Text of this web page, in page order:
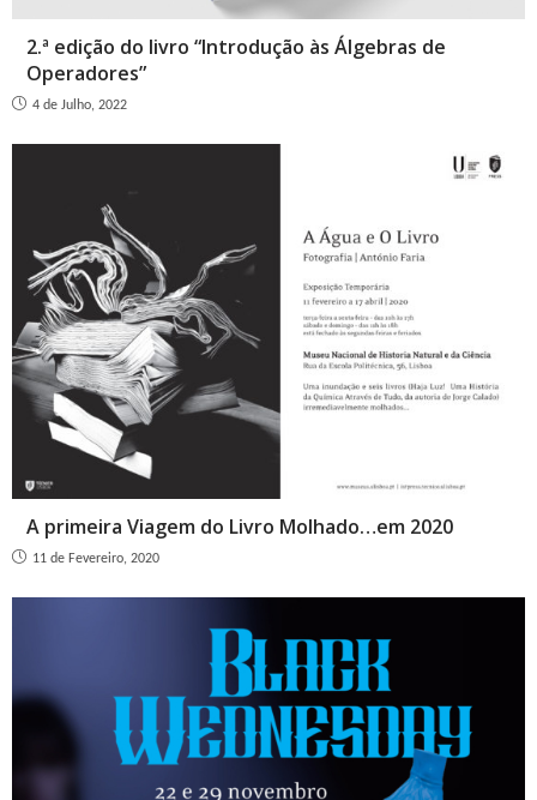
2.ª edição do livro “Introdução às Álgebras de
Operadores”
4 de Julho, 2022
A primeira Viagem do Livro Molhado…em 2020
11 de Fevereiro, 2020